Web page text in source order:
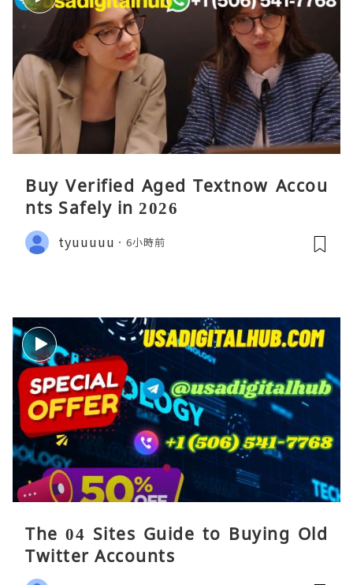
Buy Verified Aged Textnow Accou
nts Safely in 2026
tyuuuuu 6小時前
The 04 Sites Guide to Buying Old
Twitter Accounts